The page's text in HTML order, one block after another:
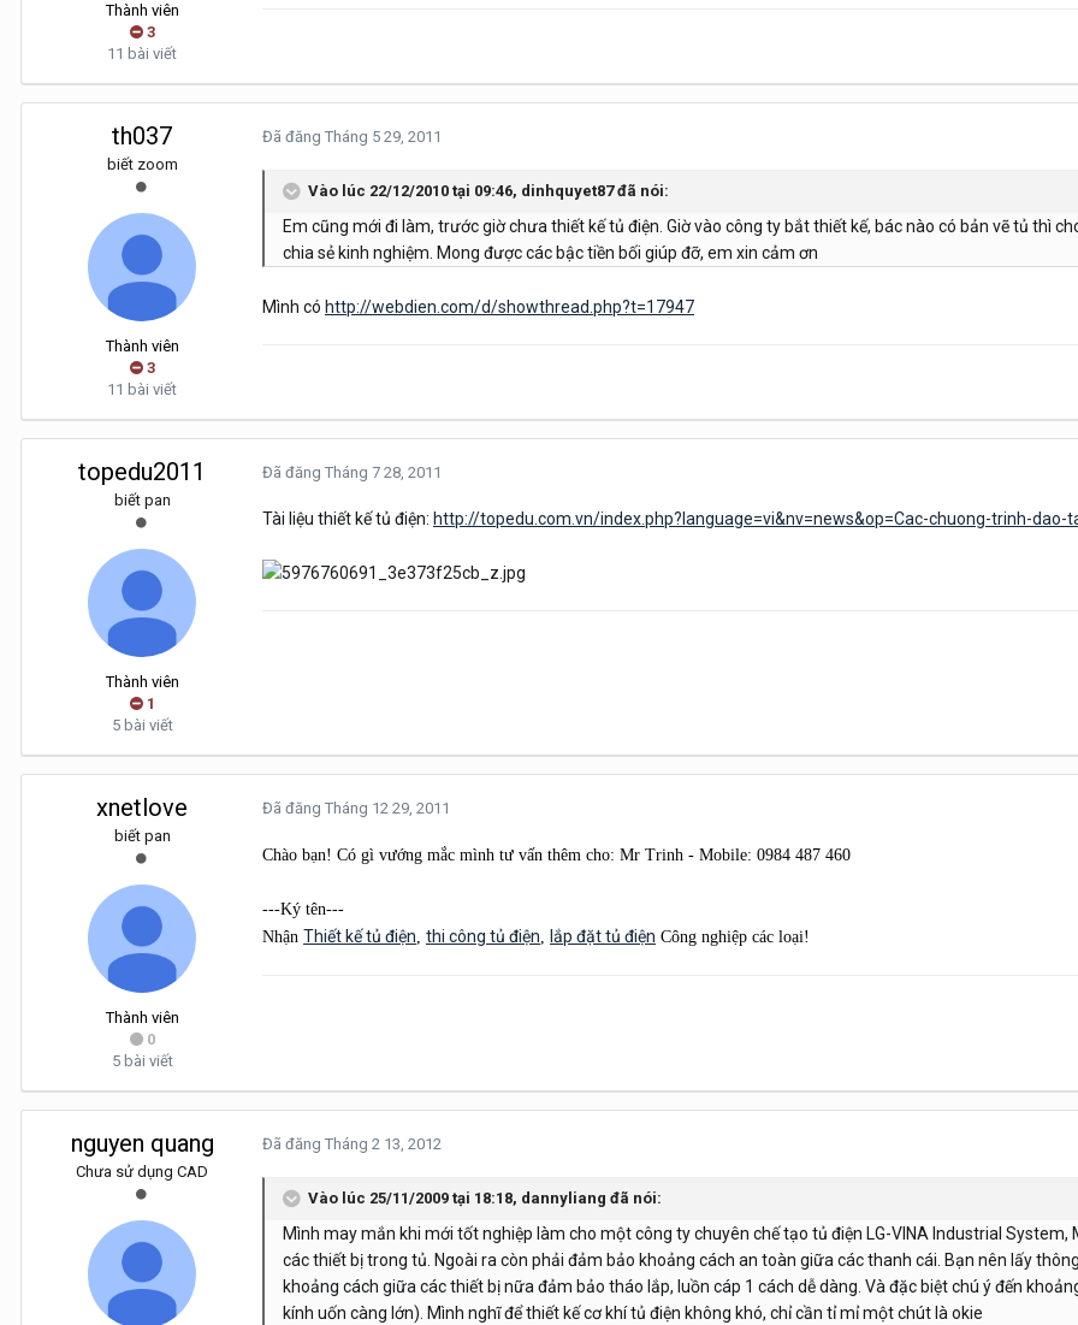
Thành viên
3
11 bài viết
th037
biết zoom
Thành viên
3
11 bài viết
Đã đăng Tháng 5 29, 2011
Vào lúc 22/12/2010 tại 09:46, dinhquyet87 đã nói:
Em cũng mới đi làm, trước giờ chưa thiết kế tủ điện. Giờ vào công ty bắt thiết kế, bác nào có bản vẽ tủ thì
chia sẻ kinh nghiệm. Mong được các bậc tiền bối giúp đỡ, em xin cảm ơn
Mình có http://webdien.com/d/showthread.php?t=17947
topedu2011
biết pan
Thành viên
1
5 bài viết
Đã đăng Tháng 7 28, 2011
Tài liệu thiết kế tủ điện: http://topedu.com.vn/index.php?language=vi&nv=news&op=Cac-chuong-trinh-
xnetlove
biết pan
Thành viên
0
5 bài viết
Đã đăng Tháng 12 29, 2011
Chào bạn! Có gì vướng mắc mình tư vấn thêm cho: Mr Trinh - Mobile: 0984 487 460
---Ký tên---
Nhận Thiết kế tủ điện, thi công tủ điện, lắp đặt tủ điện Công nghiệp các loại!
nguyen quang
Chưa sử dụng CAD
Đã đăng Tháng 2 13, 2012
Vào lúc 25/11/2009 tại 18:18, dannyliang đã nói:
Mình may mắn khi mới tốt nghiệp làm cho một công ty chuyên chế tạo tủ điện LG-VINA Industrial
các thiết bị trong tủ. Ngoài ra còn phải đảm bảo khoảng cách an toàn giữa các thanh cái. Bạn nên lấy
khoảng cách giữa các thiết bị nữa đảm bảo tháo lắp, luồn cáp 1 cách dễ dàng. Và đặc biệt chú ý đến
kính uốn càng lớn). Mình nghĩ để thiết kế cơ khí tủ điện không khó, chỉ cần tỉ mỉ một chút là okie